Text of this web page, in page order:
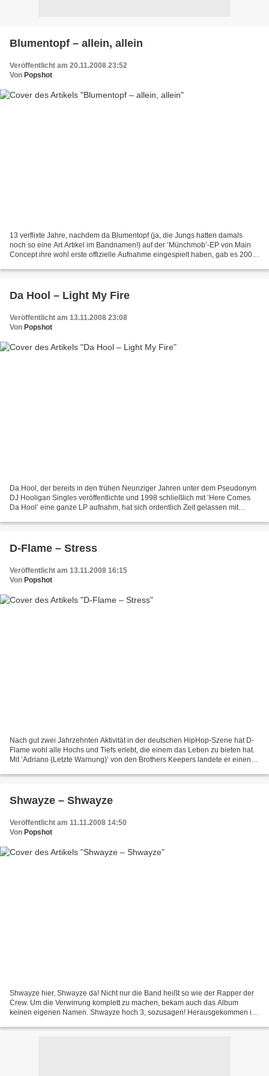
Blumentopf – allein, allein
Veröffentlicht am 20.11.2008 23:52
Von Popshot
13 verflixte Jahre, nachdem da Blumentopf (ja, die Jungs hatten damals
noch so eine Art Artikel im Bandnamen!) auf der ’Münchmob’-EP von Main
Concept ihre wohl erste offizielle Aufnahme eingespielt haben, gab es 2008
Da Hool – Light My Fire
Veröffentlicht am 13.11.2008 23:08
Von Popshot
Da Hool, der bereits in den frühen Neunziger Jahren unter dem Pseudonym
DJ Hooligan Singles veröffentlichte und 1998 schließlich mit ’Here Comes
Da Hool’ eine ganze LP aufnahm, hat sich ordentlich Zeit gelassen mit
D-Flame – Stress
Veröffentlicht am 13.11.2008 16:15
Von Popshot
Nach gut zwei Jahrzehnten Aktivität in der deutschen HipHop-Szene hat D-
Flame wohl alle Hochs und Tiefs erlebt, die einem das Leben zu bieten hat.
Mit ’Adriano (Letzte Warnung)’ von den Brothers Keepers landete er einen
Shwayze – Shwayze
Veröffentlicht am 11.11.2008 14:50
Von Popshot
Shwayze hier, Shwayze da! Nicht nur die Band heißt so wie der Rapper der
Crew. Um die Verwirrung komplett zu machen, bekam auch das Album
keinen eigenen Namen. Shwayze hoch 3, sozusagen! Herausgekommen ist